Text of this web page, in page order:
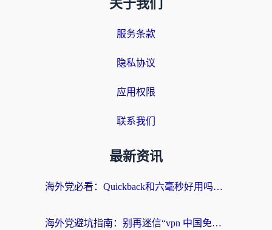
关于我们
服务条款
隐私协议
应用权限
联系我们
最新资讯
海外党必看：Quickback和六毫秒好用吗？3步选对回国加速器，无缝刷国内剧玩游戏
海外党避坑指南：别再迷信“vpn 中国免费”，选对回国加速器才能无缝刷国内资源